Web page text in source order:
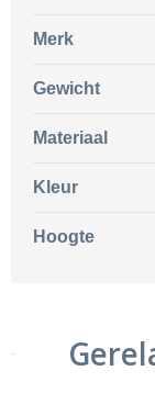
Merk
Gewicht
Materiaal
Kleur
Hoogte